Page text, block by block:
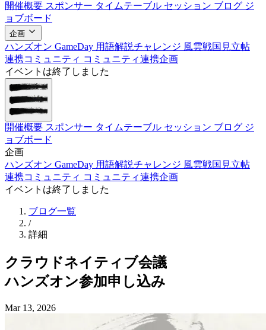
開催概要 スポンサー タイムテーブル セッション ブログ ジ
ョブボード
企画
ハンズオン GameDay 用語解説チャレンジ 風雲戦国見立帖
連携コミュニティ コミュニティ連携企画
イベントは終了しました
開催概要 スポンサー タイムテーブル セッション ブログ ジ
ョブボード
企画
ハンズオン GameDay 用語解説チャレンジ 風雲戦国見立帖
連携コミュニティ コミュニティ連携企画
イベントは終了しました
ブログ一覧
/
詳細
クラウドネイティブ会議
ハンズオン参加申し込み
Mar 13, 2026